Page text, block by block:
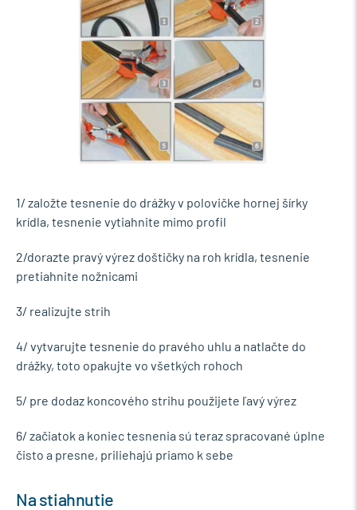
1/ založte tesnenie do drážky v polovičke hornej šírky
krídla, tesnenie vytiahnite mimo profil
2/dorazte pravý výrez doštičky na roh krídla, tesnenie
pretiahnite nožnicami
3/ realizujte strih
4/ vytvarujte tesnenie do pravého uhlu a natlačte do
drážky, toto opakujte vo všetkých rohoch
5/ pre dodaz koncového strihu použijete ľavý výrez
6/ začiatok a koniec tesnenia sú teraz spracované úplne
čisto a presne, priliehajú priamo k sebe
Na stiahnutie